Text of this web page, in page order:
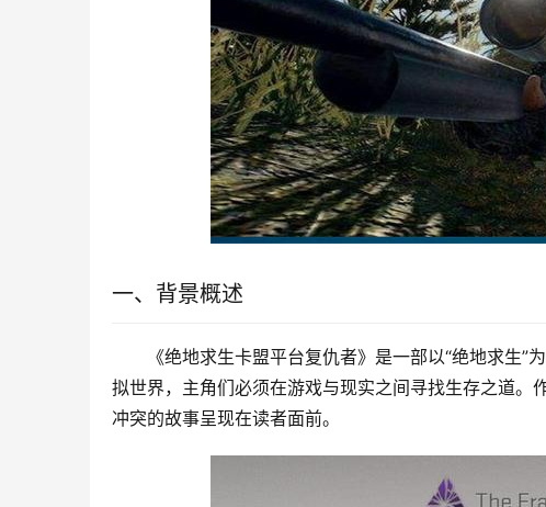
一、背景概述
《绝地求生卡盟平台复仇者》是一部以“绝地求生
拟世界，主角们必须在游戏与现实之间寻找生存之道
冲突的故事呈现在读者面前。